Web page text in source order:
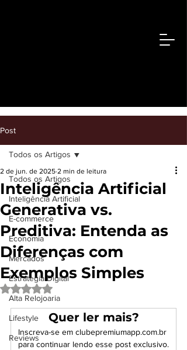
Post
Todos os Artigos
Inteligência Artificial
E-commerce
Economia
Mercados
Estrategia Digital
Alta Relojoaria
Lifestyle
Reviews
Todos os Artigos
Inteligência Artificial
Generativa vs.
Preditiva: Entenda as
Diferenças com
Exemplos Simples
2 de jun. de 2025 2 min de leitura
Avaliado com NaN de 5 estrelas.
Quer ler mais?
Inscreva-se em clubepremiumapp.com.br
para continuar lendo esse post exclusivo.